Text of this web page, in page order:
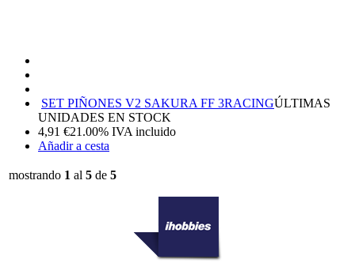
SET PIÑONES V2 SAKURA FF 3RACINGÚLTIMAS
UNIDADES EN STOCK
4,91 €21.00% IVA incluido
Añadir a cesta
mostrando 1 al 5 de 5